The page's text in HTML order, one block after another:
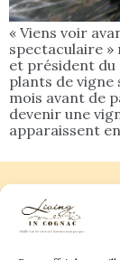
« Viens voir
spectaculaire »
et président du
plants de vigne
mois avant de
devenir une
apparaissent